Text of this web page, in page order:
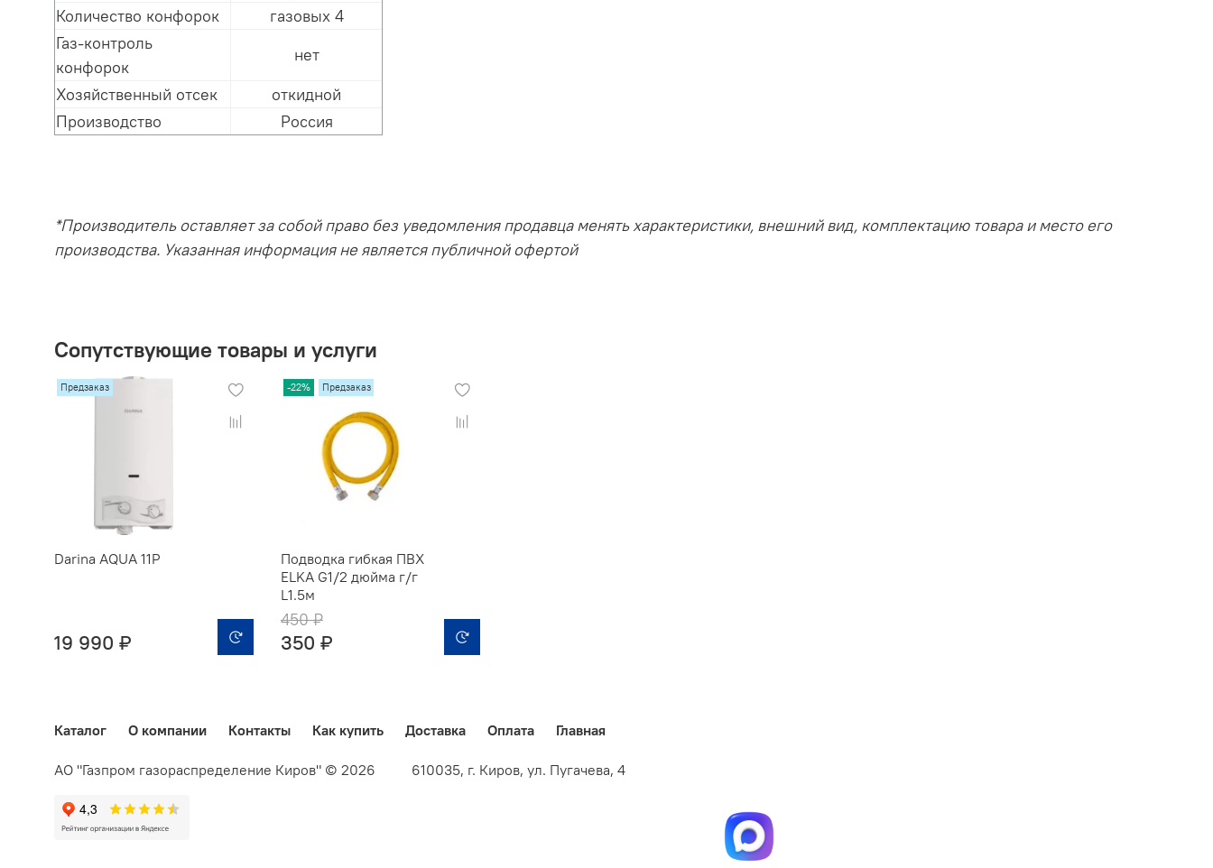
Количество конфорок
газовых 4
Газ-контроль
конфорок
нет
Хозяйственный отсек
откидной
Производство
Россия
*Производитель оставляет за собой право без уведомления продавца менять характеристики, внешний вид, комплектацию товара и место его
производства. Указанная информация не является публичной офертой
Сопутствующие товары и услуги
Предзаказ
Darina AQUA 11P
19 990 ₽
-22% Предзаказ
Подводка гибкая ПВХ
ELKA G1/2 дюйма г/г
L1.5м
450 ₽
350 ₽
Каталог О компании Контакты Как купить Доставка Оплата Главная
АО "Газпром газораспределение Киров" © 2026 610035, г. Киров, ул. Пугачева, 4